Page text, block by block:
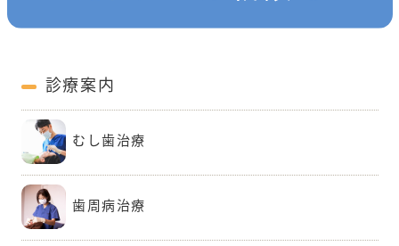
診療案内
むし歯治療
歯周病治療